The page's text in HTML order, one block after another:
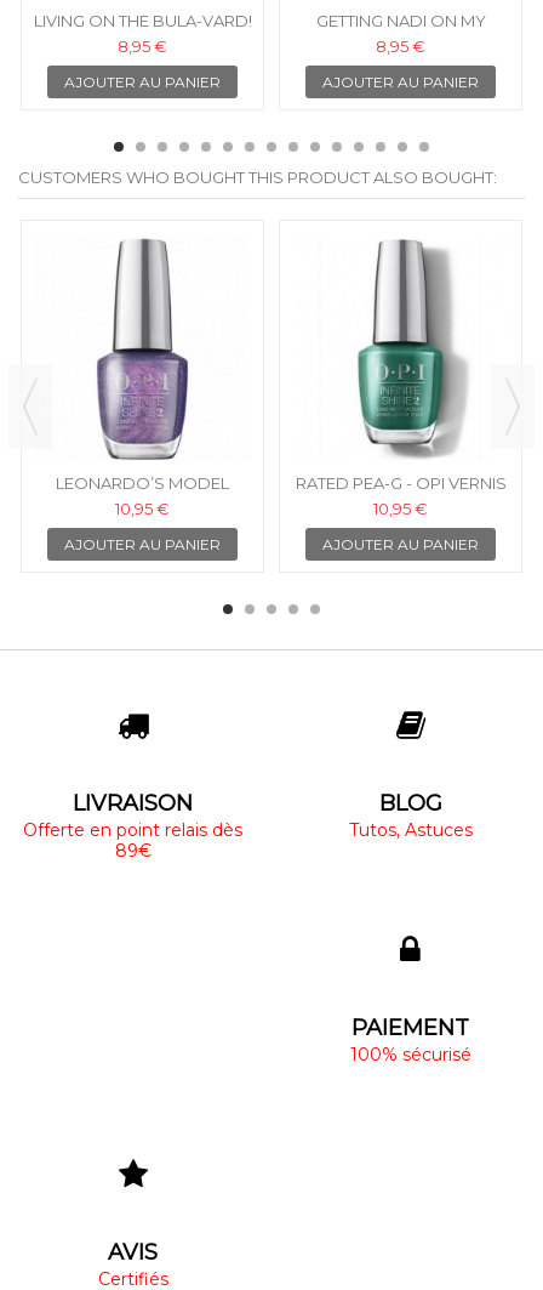
LIVING ON THE BULA-VARD!
- OPI VERNIS À ONGLES
8,95 €
AJOUTER AU PANIER
GETTING NADI ON MY
HONEYMOON - OPI VERNIS
À ONGLES
8,95 €
AJOUTER AU PANIER
CUSTOMERS WHO BOUGHT THIS PRODUCT ALSO BOUGHT:
LEONARDO’S MODEL
COLOR - OPI VERNIS
INFINITE SHINE
10,95 €
AJOUTER AU PANIER
RATED PEA-G - OPI VERNIS
INFINITE SHINE
10,95 €
AJOUTER AU PANIER
LIVRAISON
Offerte en point relais dès
89€
BLOG
Tutos, Astuces
PAIEMENT
100% sécurisé
AVIS
Certifiés